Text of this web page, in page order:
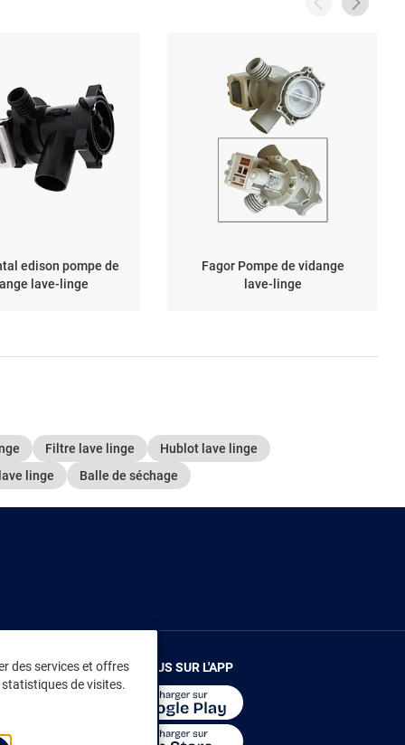
edison pompe de
lave-linge
Fagor Pompe de vidange
lave-linge
Filtre lave linge
Hublot lave linge
linge Balle de séchage
des services et offres
de visites.
RENDEZ-VOUS SUR L'APP